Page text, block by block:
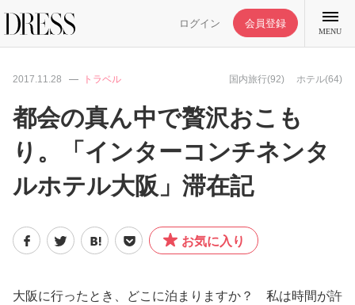
ログイン 会員登録
MENU
特集記事
DRESS部活
ライフスタイル
ファッション
2017.11.28 トラベル 国内旅行(92) ホテル(64)
都会の真ん中で贅沢おこも
り。「インターコンチネンタ
ルホテル大阪」滞在記
お気に入り
大阪に行ったとき、どこに泊まりますか？ 私は時間が許